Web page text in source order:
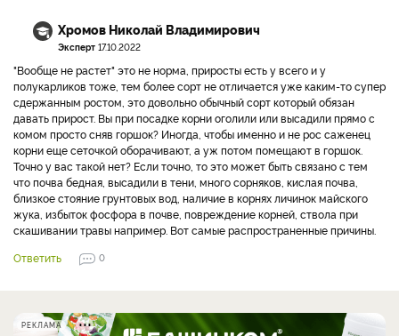
Хромов Николай Владимирович
Эксперт 17.10.2022
"Вообще не растет" это не норма, приросты есть у всего и у
полукарликов тоже, тем более сорт не отличается уже каким-то супер
сдержанным ростом, это довольно обычный сорт который обязан
давать прирост. Вы при посадке корни оголили или высадили прямо с
комом просто сняв горшок? Иногда, чтобы именно и не рос саженец
корни еще сеточкой оборачивают, а уж потом помещают в горшок.
Точно у вас такой нет? Если точно, то это может быть связано с тем
что почва бедная, высадили в тени, много сорняков, кислая почва,
близкое стояние грунтовых вод, наличие в корнях личинок майского
жука, избыток фосфора в почве, повреждение корней, ствола при
скашивании травы например. Вот самые распространенные причины.
Ответить
0
РЕКЛАМА